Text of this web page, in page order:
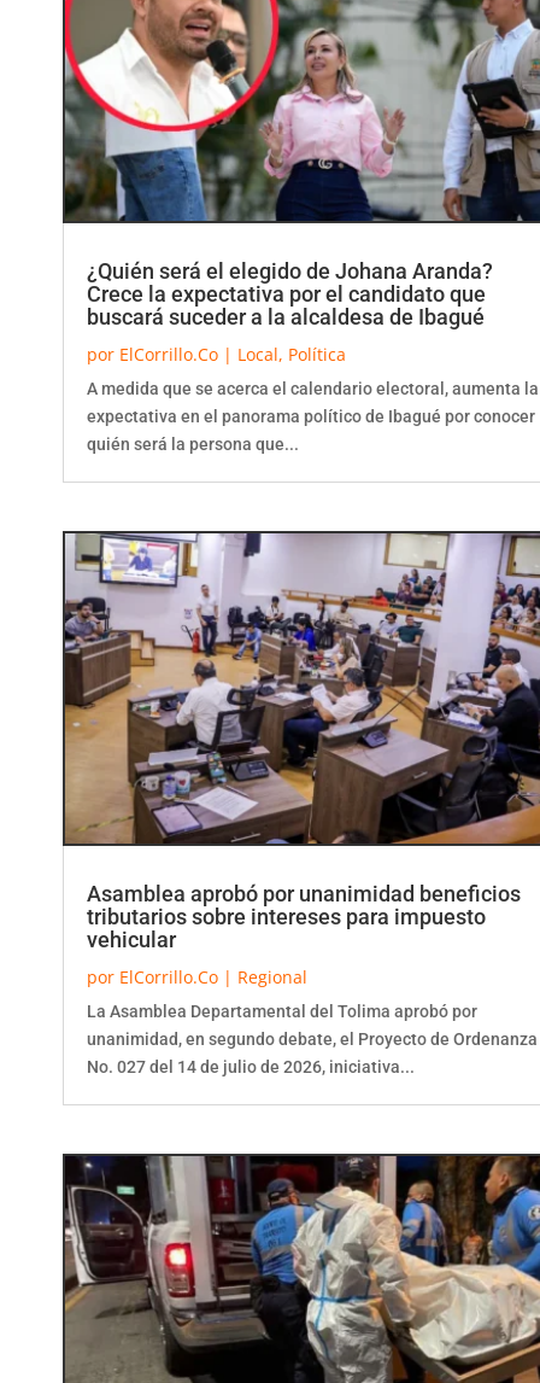
¿Quién será el elegido de Johana Aranda?
Crece la expectativa por el candidato que
buscará suceder a la alcaldesa de Ibagué
por ElCorrillo.Co | Local, Política
A medida que se acerca el calendario electoral, aumenta la
expectativa en el panorama político de Ibagué por conocer
quién será la persona que...
Asamblea aprobó por unanimidad beneficios
tributarios sobre intereses para impuesto
vehicular
por ElCorrillo.Co | Regional
La Asamblea Departamental del Tolima aprobó por
unanimidad, en segundo debate, el Proyecto de Ordenanza
No. 027 del 14 de julio de 2026, iniciativa...